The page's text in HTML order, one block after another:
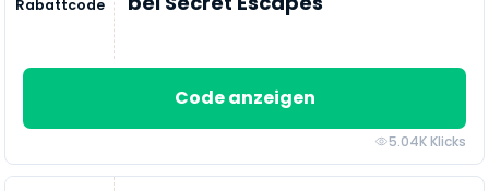
Rabattcode
Code anzeigen
5.04K Klicks